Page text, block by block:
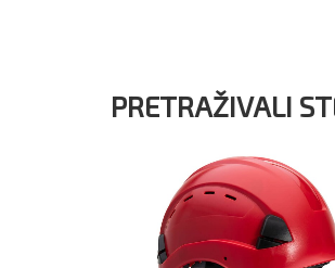
PRETRAŽIVALI